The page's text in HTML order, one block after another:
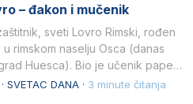
– đakon i mučenik
sveti Lovro Rimski, rođen
rimskom naselju Osca (danas
Huesca). Bio je učenik pape…
SVETAC DANA · 3 minute čitanja